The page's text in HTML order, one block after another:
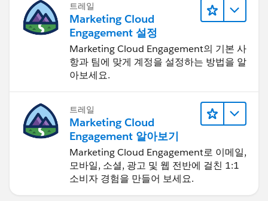
트레일
Marketing Cloud
Engagement 설정
Marketing Cloud Engagement의 기본 사
항과 팀에 맞게 계정을 설정하는 방법을 알
아보세요.
트레일
Marketing Cloud
Engagement 알아보기
Marketing Cloud Engagement로 이메일,
모바일, 소셜, 광고 및 웹 전반에 걸친 1:1
소비자 경험을 만들어 보세요.